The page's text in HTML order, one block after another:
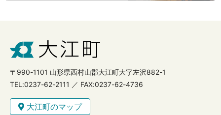
〒990-1101 山形県西村山郡大江町大字左沢882-1
TEL:0237-62-2111 ／ FAX:0237-62-4736
大江町のマップ